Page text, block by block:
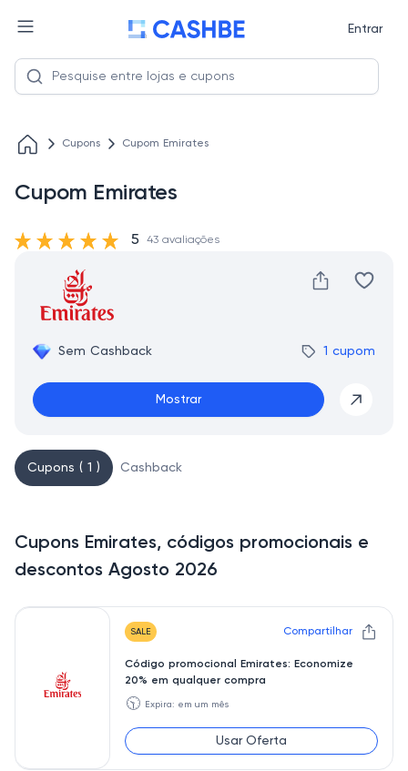
Entrar
Cupons Cupom Emirates
Cupom Emirates
Sem Cashback 1 cupom
Mostrar
5 43 avaliações
Cupons ( 1 ) Cashback
Cupons Emirates, códigos promocionais e
descontos Agosto 2026
SALE Compartilhar
Código promocional Emirates: Economize
20% em qualquer compra
🕥 Expira: em um mês
Usar Oferta